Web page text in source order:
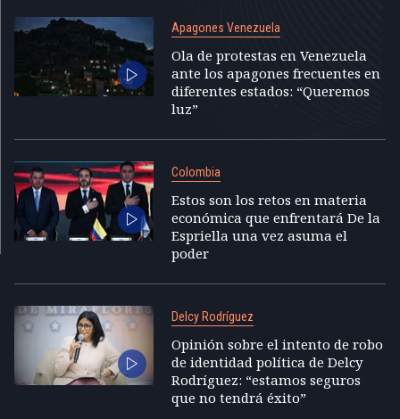
Apagones Venezuela
Ola de protestas en Venezuela
ante los apagones frecuentes en
diferentes estados: “Queremos
luz”
Colombia
Estos son los retos en materia
económica que enfrentará De la
Espriella una vez asuma el
poder
Delcy Rodríguez
Opinión sobre el intento de robo
de identidad política de Delcy
Rodríguez: “estamos seguros
que no tendrá éxito”